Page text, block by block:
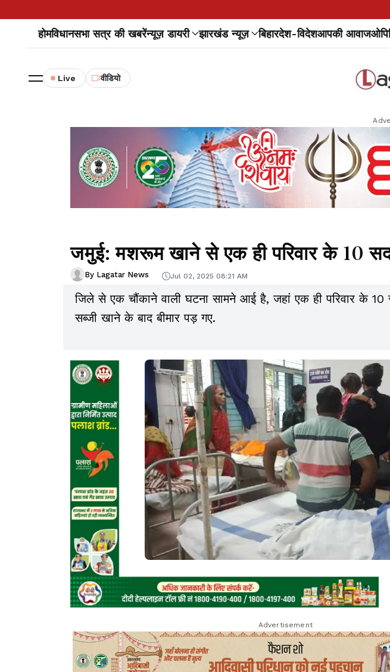
होमविधानसभा सत्र की खबरेंन्यूज़ डायरी झारखंड न्यूज़ बिहारदेश-विदेशआपकी आवाज
Live वीडियो
जमुई: मशरूम खाने से एक ही परिवार के 10
By Lagatar News Jul 02, 2025 08:21 AM
जिले से एक चौंकाने वाली घटना सामने आई है, जहां एक ही परिवार के
सब्जी खाने के बाद बीमार पड़ गए.
Advertisement